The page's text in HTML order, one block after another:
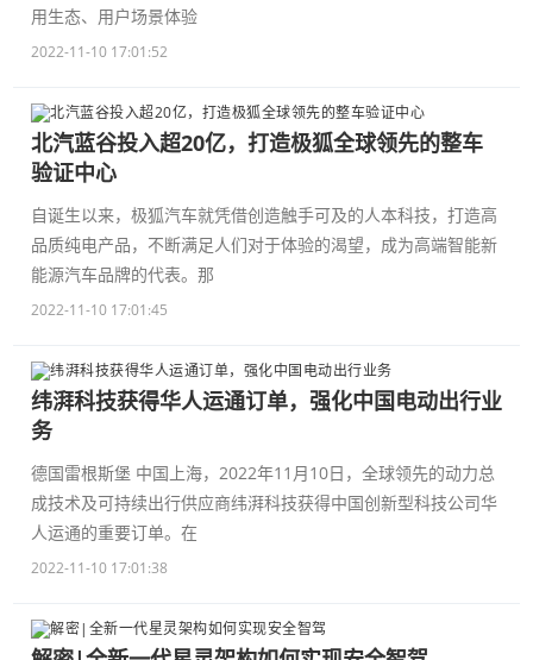
用生态、用户场景体验
2022-11-10 17:01:52
北汽蓝谷投入超20亿，打造极狐全球领先的整车
验证中心
自诞生以来，极狐汽车就凭借创造触手可及的人本科技，打造高
品质纯电产品，不断满足人们对于体验的渴望，成为高端智能新
能源汽车品牌的代表。那
2022-11-10 17:01:45
纬湃科技获得华人运通订单，强化中国电动出行业
务
德国雷根斯堡 中国上海，2022年11月10日，全球领先的动力总
成技术及可持续出行供应商纬湃科技获得中国创新型科技公司华
人运通的重要订单。在
2022-11-10 17:01:38